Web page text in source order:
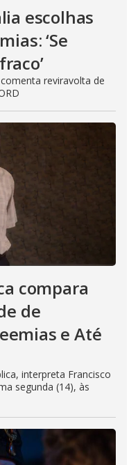
escolhas
‘Se
reviravolta de
compara
de
e Até
interpreta Francisco
segunda (14), às